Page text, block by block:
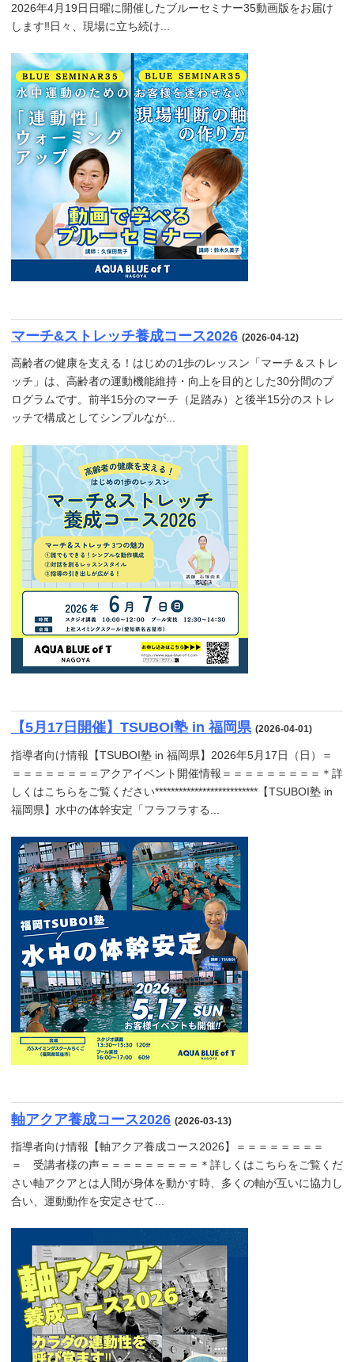
2026年4月19日日曜に開催したブルーセミナー35動画版をお届け
します‼️日々、現場に立ち続け...
マーチ&ストレッチ養成コース2026 (2026-04-12)
高齢者の健康を支える！はじめの1歩のレッスン「マーチ＆ストレ
ッチ」は、高齢者の運動機能維持・向上を目的とした30分間のプ
ログラムです。前半15分のマーチ（足踏み）と後半15分のストレ
ッチで構成としてシンプルなが...
【5月17日開催】TSUBOI塾 in 福岡県 (2026-04-01)
指導者向け情報【TSUBOI塾 in 福岡県】2026年5月17日（日）＝
＝＝＝＝＝＝＝＝アクアイベント開催情報＝＝＝＝＝＝＝＝＝＊詳
しくはこちらをご覧ください**************************【TSUBOI塾 in
福岡県】水中の体幹安定「フラフラする...
軸アクア養成コース2026 (2026-03-13)
指導者向け情報【軸アクア養成コース2026】＝＝＝＝＝＝＝＝
＝ 受講者様の声＝＝＝＝＝＝＝＝＝＊詳しくはこちらをご覧くだ
さい軸アクアとは人間が身体を動かす時、多くの軸が互いに協力し
合い、運動動作を安定させて...